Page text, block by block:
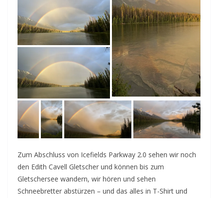
Zum Abschluss von Icefields Parkway 2.0 sehen wir noch
den Edith Cavell Gletscher und können bis zum
Gletschersee wandern, wir hören und sehen
Schneebretter abstürzen – und das alles in T-Shirt und